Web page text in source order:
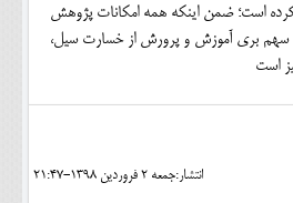
است؛ ضمن اینکه همه امکانات پژوهش
سهم بری آموزش و پرورش از خسارت سیل،
انتشار:جمعه 2 فروردين 1398-21:47